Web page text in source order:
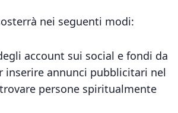
nei seguenti modi:
account sui social e fondi da
inserire annunci pubblicitari nel
persone spiritualmente